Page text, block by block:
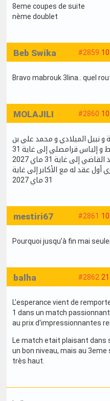
8eme coupes de suite
nème doublet
#2859
Beb Swika
Bravo mabrouk 3lina.. quel
#2860
MOLAJILI
نبيل الميلادي و محمد علي بن
عثمان و مالك شقير و مروان مرابط و إلياس قرامصلي إلى غاية 31
عقد له مع الأكابر إلى غاية
31 ماي 2027
#2861
mestiri67
Pourquoi jusqu’à fin mai
#2862
balha
L'esperance vient de
1 dans un match
au prix d'impressionnantes
Le match etait plaisant dans
un bon niveau, mais au
très haut.